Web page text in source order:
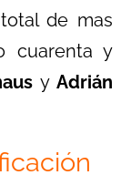
de mas
cuarenta y
yAdrián